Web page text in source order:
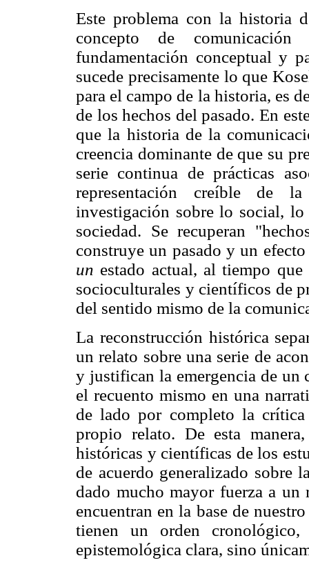
Este problema con la historia
concepto de
fundamentación conceptual y
sucede precisamente lo que
para el campo de la historia, es
de los hechos del pasado. En
que la historia de la
creencia dominante de que su
serie continua de prácticas
representación creíble de
investigación sobre lo social,
sociedad. Se recuperan
construye un pasado y un
un estado actual, al tiempo
socioculturales y científicos de
del sentido mismo de la
La reconstrucción histórica
un relato sobre una serie de
y justifican la emergencia de
el recuento mismo en una
de lado por completo la
propio relato. De esta
históricas y científicas de los
de acuerdo generalizado sobre
dado mucho mayor fuerza a un
encuentran en la base de
tienen un orden
epistemológica clara, sino